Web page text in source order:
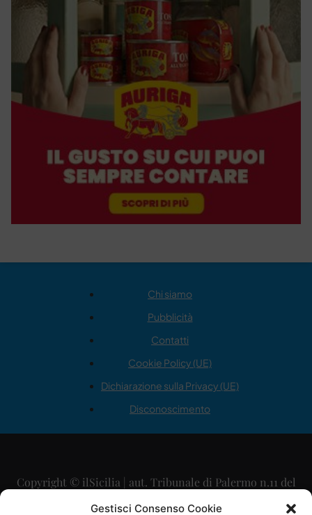
Gestisci Consenso Cookie
Chi siamo
Pubblicità
Contatti
Cookie Policy (UE)
Dichiarazione sulla Privacy (UE)
Disconoscimento
Copyright © ilSicilia | aut. Tribunale di Palermo n.11 del
29/09/2015